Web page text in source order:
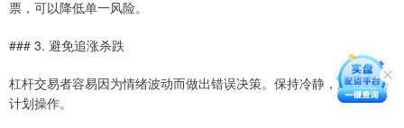
票，可以降低单一风险。
### 3. 避免追涨杀跌
杠杆交易者容易因为情绪波动而做出错误决策。保持冷静，严格按照
计划操作。